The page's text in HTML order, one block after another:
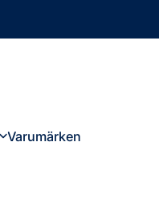
Varumärken